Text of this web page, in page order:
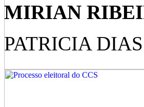
MIRIAN
PATRICIA